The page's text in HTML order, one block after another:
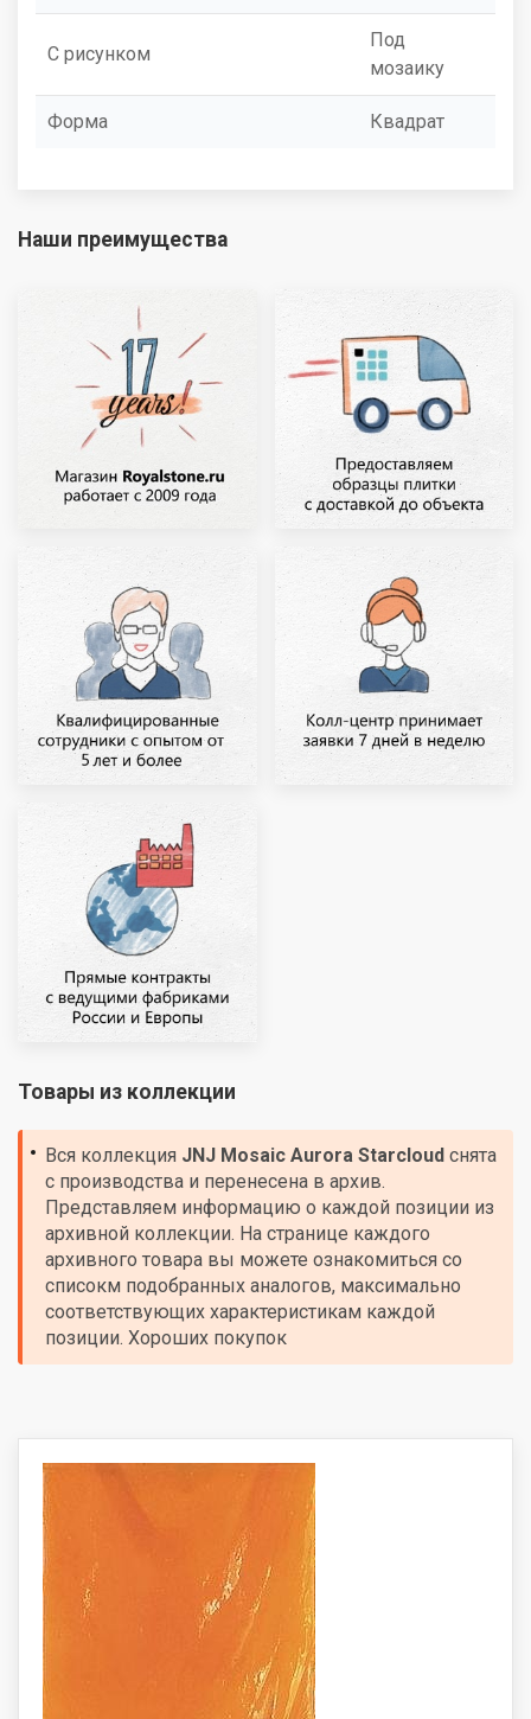
С рисунком
Под
мозаику
Форма Квадрат
Наши преимущества
Товары из коллекции
Вся коллекция JNJ Mosaic Aurora Starcloud снята
с производства и перенесена в архив.
Представляем информацию о каждой позиции из
архивной коллекции. На странице каждого
архивного товара вы можете ознакомиться со
списокм подобранных аналогов, максимально
соответствующих характеристикам каждой
позиции. Хороших покупок